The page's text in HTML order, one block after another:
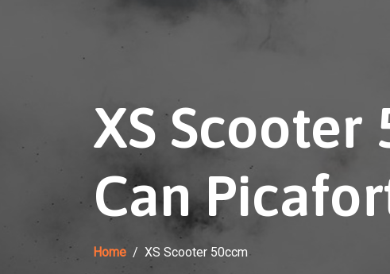
XS
Can
Home XS Scooter 50ccm